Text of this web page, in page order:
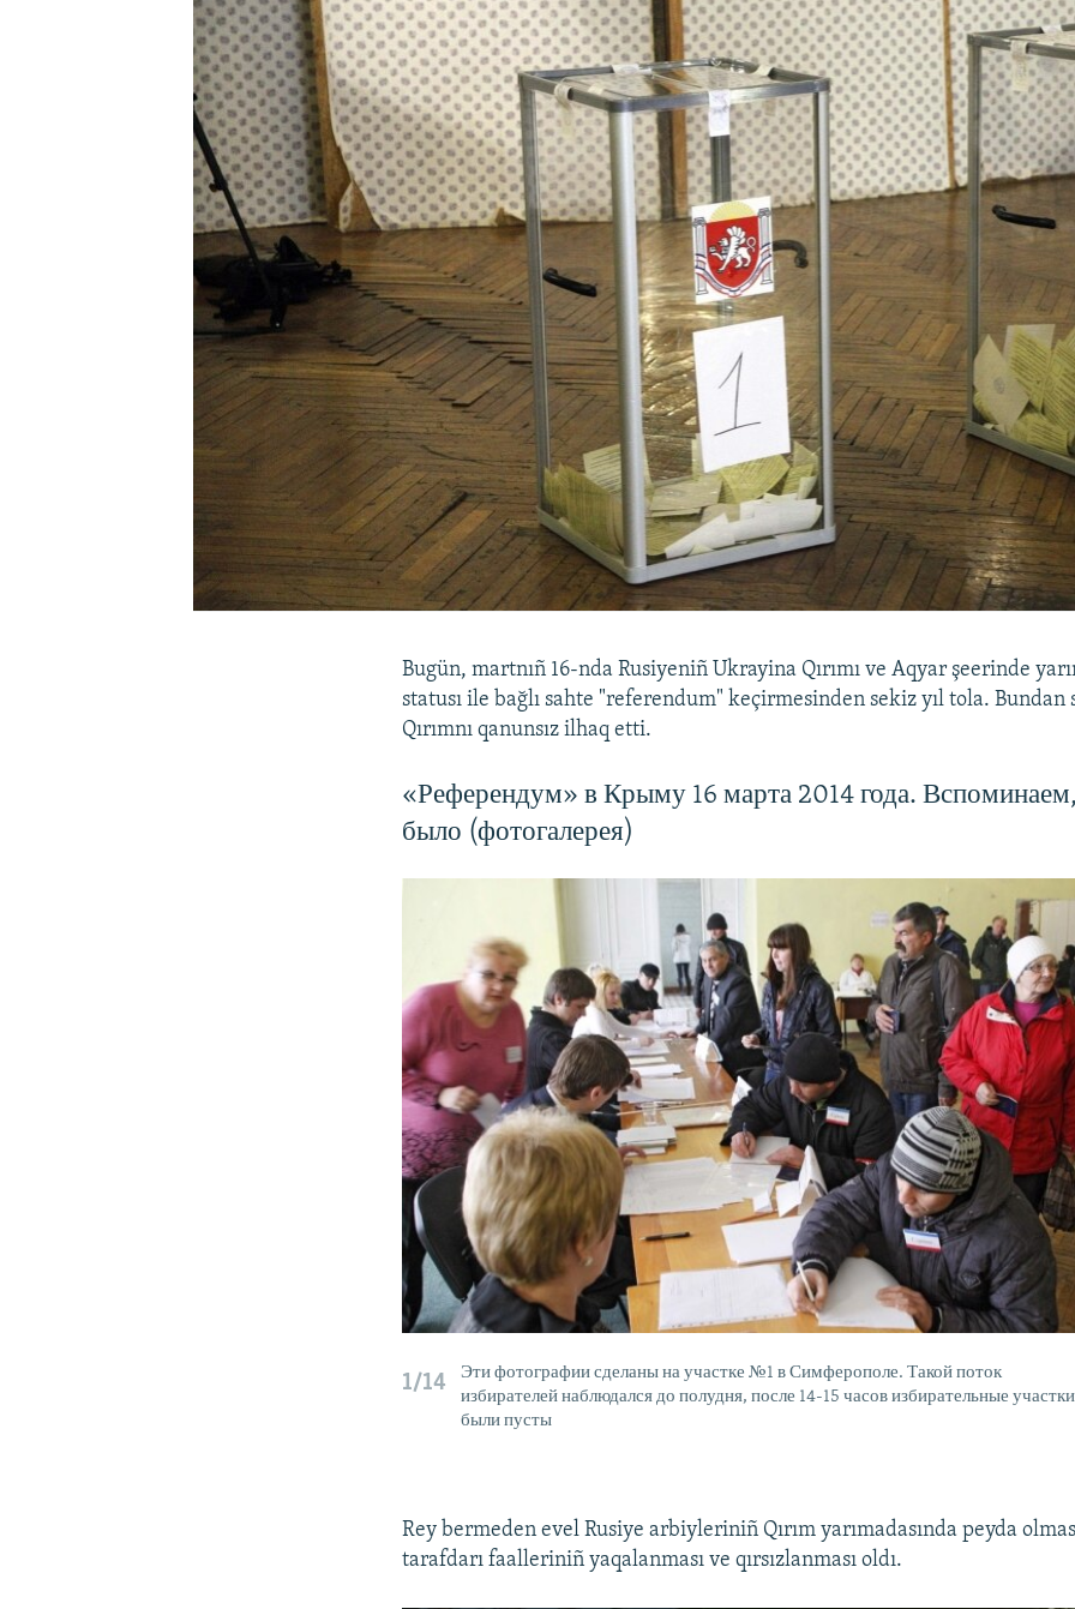
Bugün, martnıñ 16-nda Rusiyeniñ Ukrayina Qırımı ve Aqyar şeerinde
statusı ile bağlı sahte "referendum" keçirmesinden sekiz yıl tola. Bundan
Qırımnı qanunsız ilhaq etti.
«Референдум» в Крыму 16 марта 2014 года. Вспоминаем,
было (фотогалерея)
1/14
Эти фотографии сделаны на участке №1 в Симферополе. Такой поток
избирателей наблюдался до полудня, после 14-15 часов избирательные участки
были пусты
Rey bermeden evel Rusiye arbiyleriniñ Qırım yarımadasında peyda
tarafdarı faalleriniñ yaqalanması ve qırsızlanması oldı.